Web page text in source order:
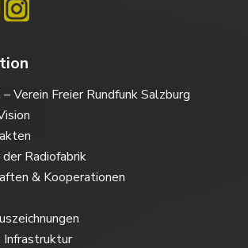
Verein Freier Rundfunk Salzburg
Radiofabrik
& Kooperationen
Infrastruktur